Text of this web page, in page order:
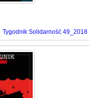
Tygodnik Solidarność 49_2018